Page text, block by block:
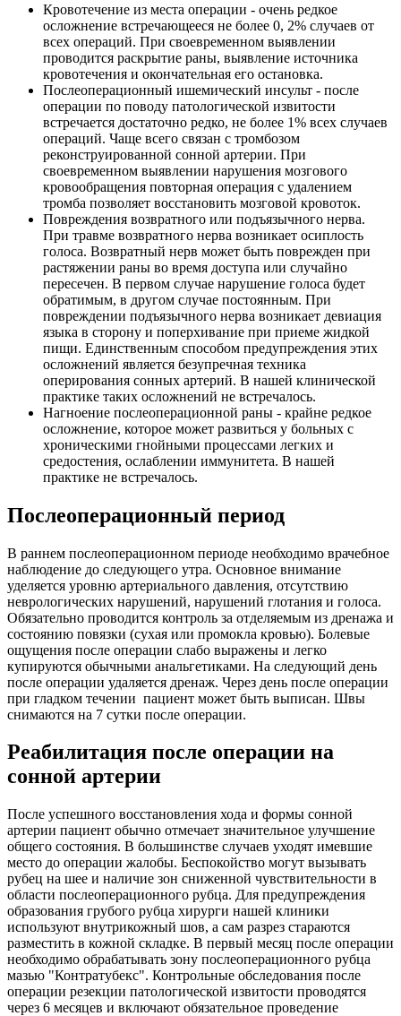
Кровотечение из места операции - очень редкое
осложнение встречающееся не более 0, 2% случаев от
всех операций. При своевременном выявлении
проводится раскрытие раны, выявление источника
кровотечения и окончательная его остановка.
Послеоперационный ишемический инсульт - после
операции по поводу патологической извитости
встречается достаточно редко, не более 1% всех случаев
операций. Чаще всего связан с тромбозом
реконструированной сонной артерии. При
своевременном выявлении нарушения мозгового
кровообращения повторная операция с удалением
тромба позволяет восстановить мозговой кровоток.
Повреждения возвратного или подъязычного нерва.
При травме возвратного нерва возникает осиплость
голоса. Возвратный нерв может быть поврежден при
растяжении раны во время доступа или случайно
пересечен. В первом случае нарушение голоса будет
обратимым, в другом случае постоянным. При
повреждении подъязычного нерва возникает девиация
языка в сторону и поперхивание при приеме жидкой
пищи. Единственным способом предупреждения этих
осложнений является безупречная техника
оперирования сонных артерий. В нашей клинической
практике таких осложнений не встречалось.
Нагноение послеоперационной раны - крайне редкое
осложнение, которое может развиться у больных с
хроническими гнойными процессами легких и
средостения, ослаблении иммунитета. В нашей
практике не встречалось.
Послеоперационный период
В раннем послеоперационном периоде необходимо врачебное
наблюдение до следующего утра. Основное внимание
уделяется уровню артериального давления, отсутствию
неврологических нарушений, нарушений глотания и голоса.
Обязательно проводится контроль за отделяемым из дренажа и
состоянию повязки (сухая или промокла кровью). Болевые
ощущения после операции слабо выражены и легко
купируются обычными анальгетиками. На следующий день
после операции удаляется дренаж. Через день после операции
при гладком течении пациент может быть выписан. Швы
снимаются на 7 сутки после операции.
Реабилитация после операции на
сонной артерии
После успешного восстановления хода и формы сонной
артерии пациент обычно отмечает значительное улучшение
общего состояния. В большинстве случаев уходят имевшие
место до операции жалобы. Беспокойство могут вызывать
рубец на шее и наличие зон сниженной чувствительности в
области послеоперационного рубца. Для предупреждения
образования грубого рубца хирурги нашей клиники
используют внутрикожный шов, а сам разрез стараются
разместить в кожной складке. В первый месяц после операции
необходимо обрабатывать зону послеоперационного рубца
мазью "Контратубекс". Контрольные обследования после
операции резекции патологической извитости проводятся
через 6 месяцев и включают обязательное проведение